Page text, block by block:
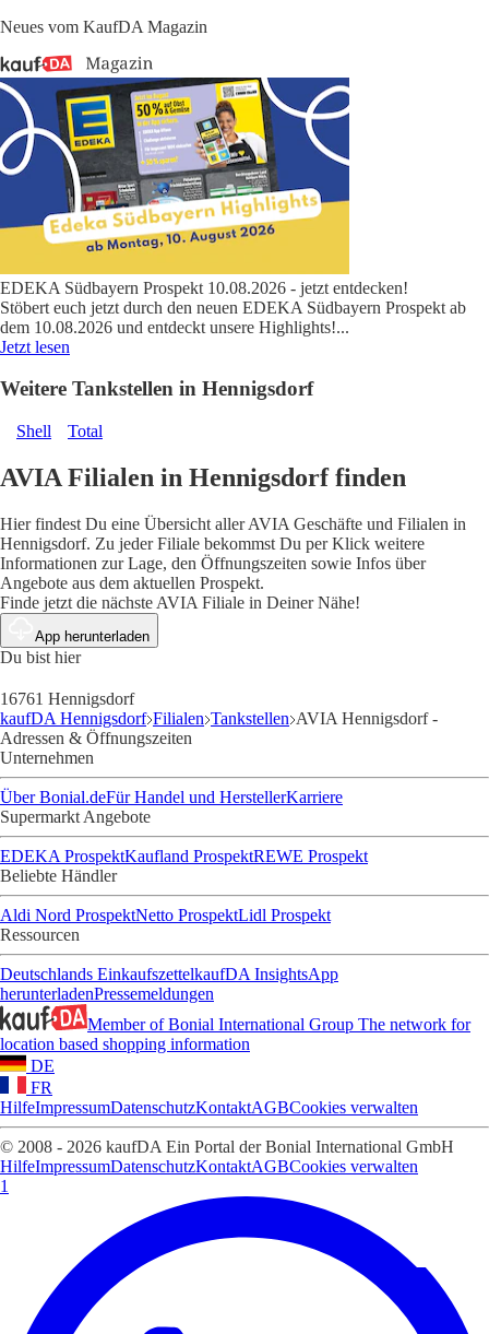
Neues vom KaufDA Magazin
EDEKA Südbayern Prospekt 10.08.2026 - jetzt entdecken!
Stöbert euch jetzt durch den neuen EDEKA Südbayern Prospekt ab
dem 10.08.2026 und entdeckt unsere Highlights!...
Jetzt lesen
Weitere Tankstellen in Hennigsdorf
Shell Total
AVIA Filialen in Hennigsdorf finden
Hier findest Du eine Übersicht aller AVIA Geschäfte und Filialen in
Hennigsdorf. Zu jeder Filiale bekommst Du per Klick weitere
Informationen zur Lage, den Öffnungszeiten sowie Infos über
Angebote aus dem aktuellen Prospekt.
Finde jetzt die nächste AVIA Filiale in Deiner Nähe!
App herunterladen
Du bist hier
16761 Hennigsdorf
kaufDA Hennigsdorf Filialen Tankstellen AVIA Hennigsdorf -
Adressen & Öffnungszeiten
Unternehmen
Über Bonial.deFür Handel und HerstellerKarriere
Supermarkt Angebote
EDEKA ProspektKaufland ProspektREWE Prospekt
Beliebte Händler
Aldi Nord ProspektNetto ProspektLidl Prospekt
Ressourcen
Deutschlands EinkaufszettelkaufDA InsightsApp
herunterladenPressemeldungen
Member of Bonial International Group The network for
location based shopping information
DE
FR
HilfeImpressumDatenschutzKontaktAGBCookies verwalten
© 2008 - 2026 kaufDA Ein Portal der Bonial International GmbH
HilfeImpressumDatenschutzKontaktAGBCookies verwalten
1